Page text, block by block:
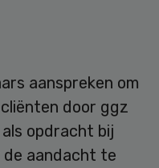
aanspreken om
door ggz
opdracht bij
aandacht te